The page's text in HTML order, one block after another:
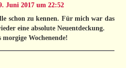
Juni 2017 um 22:52
schon zu kennen. Für mich war das
eine absolute Neuentdeckung.
Wochenende!